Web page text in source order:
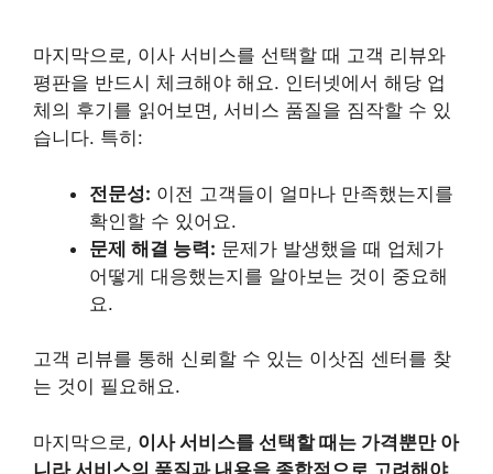
마지막으로, 이사 서비스를 선택할 때 고객 리뷰와
평판을 반드시 체크해야 해요. 인터넷에서 해당 업
체의 후기를 읽어보면, 서비스 품질을 짐작할 수 있
습니다. 특히:
전문성: 이전 고객들이 얼마나 만족했는지를
확인할 수 있어요.
문제 해결 능력: 문제가 발생했을 때 업체가
어떻게 대응했는지를 알아보는 것이 중요해
요.
고객 리뷰를 통해 신뢰할 수 있는 이삿짐 센터를 찾
는 것이 필요해요.
마지막으로, 이사 서비스를 선택할 때는 가격뿐만 아
니라 서비스의 품질과 내용을 종합적으로 고려해야